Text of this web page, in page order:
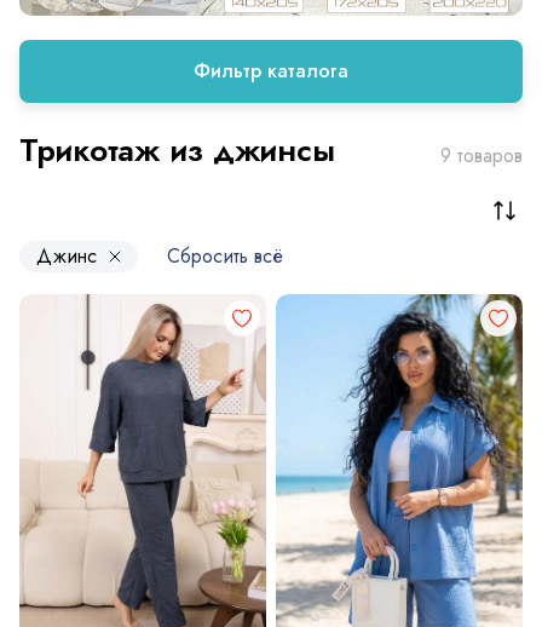
Фильтр каталога
Трикотаж из джинсы 9 товаров
Джинс Сбросить всё